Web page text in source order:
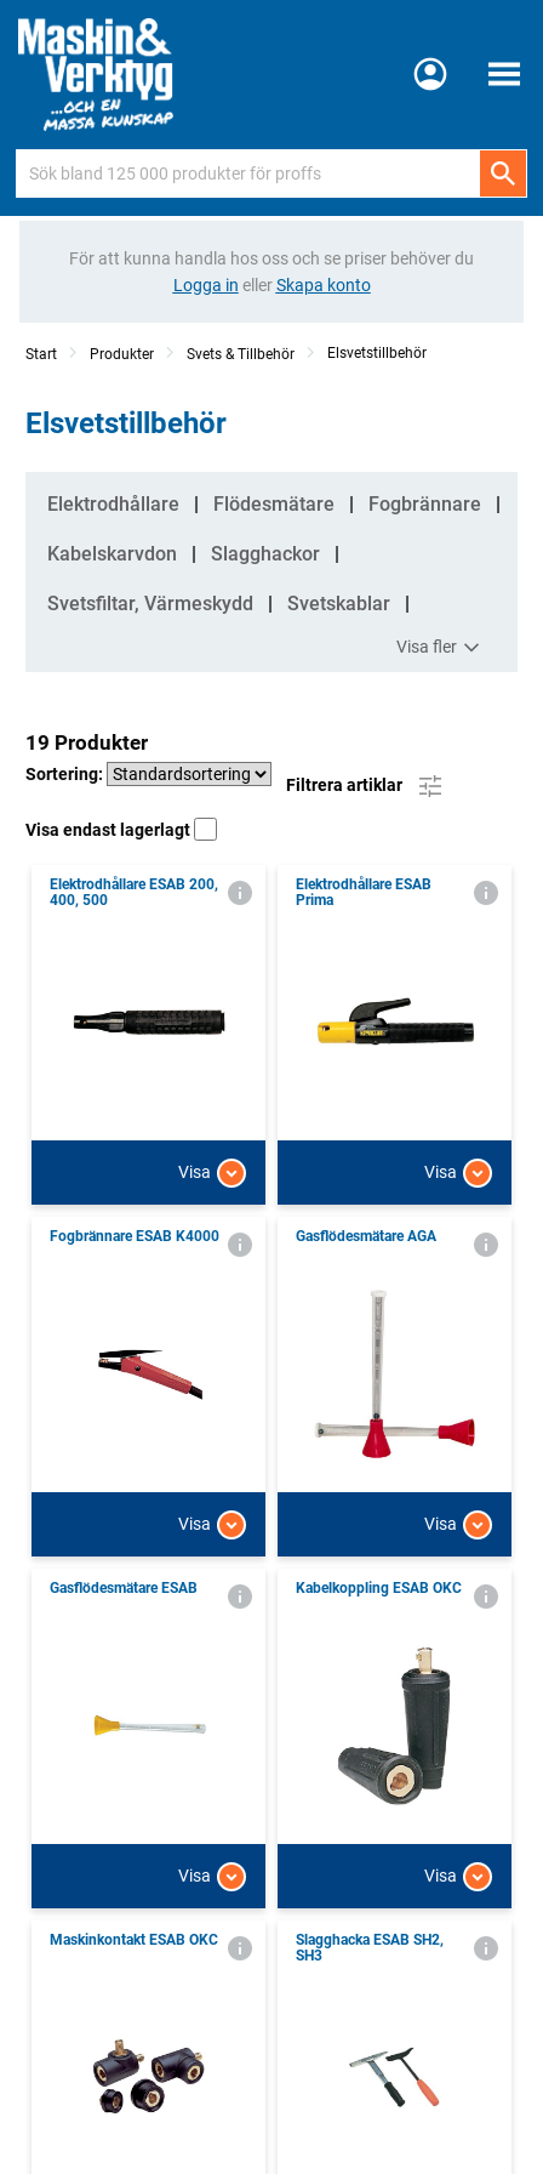
Meny
För att kunna handla hos oss och se priser behöver du
Logga in ellerSkapa konto
Start Produkter Svets & Tillbehör Elsvetstillbehör
Elsvetstillbehör
Kategorier
Elektrodhållare Flödesmätare Fogbrännare
Kabelskarvdon Slagghackor
Svetsfiltar, Värmeskydd Svetskablar
Visa fler
19 Produkter
Sortering:
Filtrera artiklar
Visa endast lagerlagt
Elektrodhållare ESAB 200,
400, 500
Visa
Elektrodhållare ESAB
Prima
Visa
Fogbrännare ESAB K4000
Visa
Gasflödesmätare AGA
Visa
Gasflödesmätare ESAB
Visa
Kabelkoppling ESAB OKC
Visa
Maskinkontakt ESAB OKC
Slagghacka ESAB SH2,
SH3